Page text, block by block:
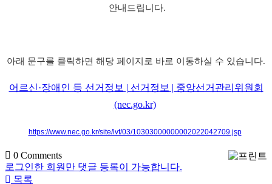
안내드립니다.
아래 문구를 클릭하면 해당 페이지로 바로 이동하실 수 있습니다.
어르신·장애인 등 선거정보 | 선거정보 | 중앙선거관리위원회
(nec.go.kr)
https://www.nec.go.kr/site/lvt/03/10303000000002022042709.jsp
0 Comments
로그인한 회원만 댓글 등록이 가능합니다.
목록